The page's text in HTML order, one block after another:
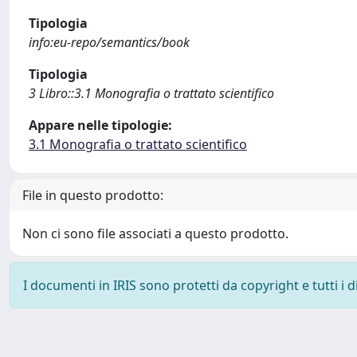
Tipologia
info:eu-repo/semantics/book
Tipologia
3 Libro::3.1 Monografia o trattato scientifico
Appare nelle tipologie:
3.1 Monografia o trattato scientifico
File in questo prodotto:
Non ci sono file associati a questo prodotto.
I documenti in IRIS sono protetti da copyright e tutti i